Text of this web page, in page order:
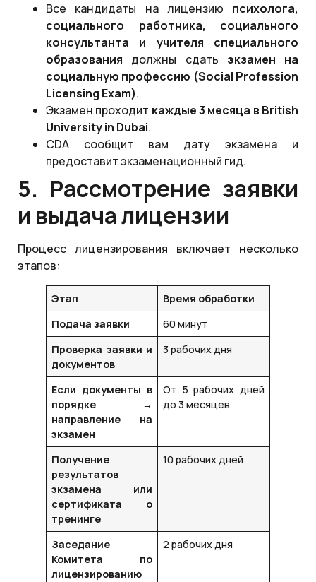
Все кандидаты на лицензию психолога,
социального работника, социального
консультанта и учителя специального
образования должны сдать экзамен на
социальную профессию (Social Profession
Licensing Exam).
Экзамен проходит каждые 3 месяца в British
Universityin Dubai.
CDA сообщит вам дату экзамена и
предоставит экзаменационный гид.
5. Рассмотрение заявки
и выдача лицензии
Процесс лицензирования включает несколько
этапов:
Этап
Время обработки
Подача заявки
60 минут
Проверка заявки и
документов
3 рабочих дня
Если документы в
порядке →
направление на
экзамен
От 5 рабочих дней
до 3 месяцев
Получение
результатов
экзамена или
сертификата о
тренинге
10 рабочих дней
Заседание
Комитета по
лицензированию
2 рабочих дня